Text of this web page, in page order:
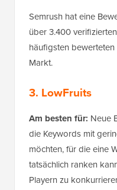
Semrush hat eine
über 3.400
häufigsten
Markt.
3. LowFruits
Am besten für: Neue
die Keywords mit
möchten, für die eine
tatsächlich ranken
Playern zu